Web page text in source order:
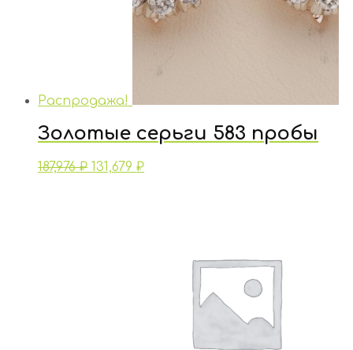
Распродажа!
Золотые серьги 583 пробы
187,976₽ 131,679 ₽